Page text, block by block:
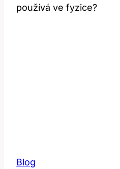
používá ve fyzice?
Blog